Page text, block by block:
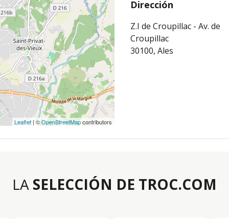
Leaflet | ©OpenStreetMapcontributors
Dirección
Z.I de Croupillac - Av. de
Croupillac
30100, Ales
LA SELECCIÓN DE TROC.COM